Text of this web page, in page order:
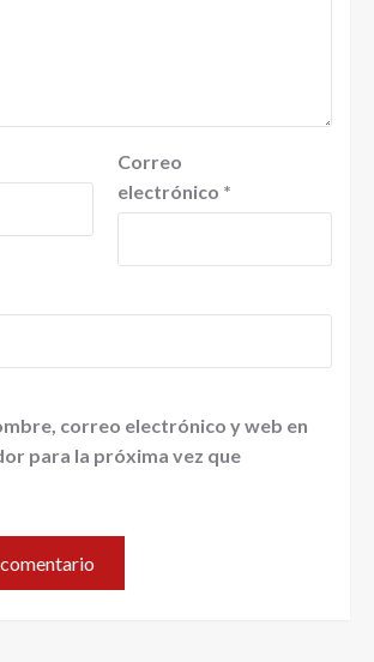
Correo
electrónico *
correo electrónico y web en
para la próxima vez que